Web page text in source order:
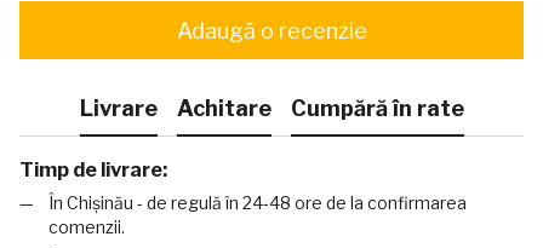
Adaugă o recenzie
Livrare Achitare Cumpără în rate
Timp de livrare:
În Chișinău - de regulă în 24-48 ore de la confirmarea
comenzii.